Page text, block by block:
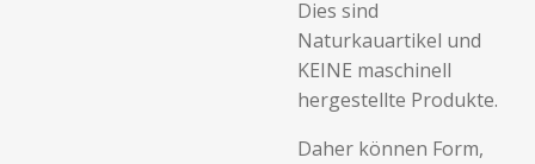
Dies sind
Naturkauartikel und
KEINE maschinell
hergestellte Produkte.
Daher können Form,